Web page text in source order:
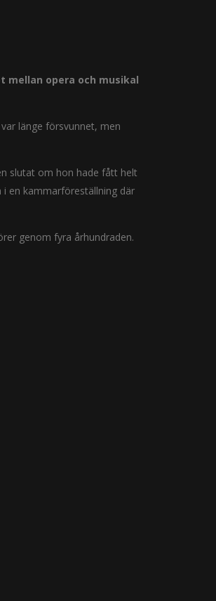
opera och musikal
länge försvunnet, men
slutat om hon hade fått helt
en kammarföreställning där
genom fyra århundraden.